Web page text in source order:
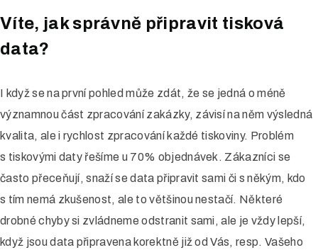
Letákové systémy
LED boxy
Reklamní stany
Potisk textilu
Výměna grafiky
Digitální tisk
i
g
c
e
Víte, jak správně připravit tisková
data?
I když se na první pohled může zdát, že se jedná o méně
významnou část zpracování zakázky, závisí na něm výsledná
kvalita, ale i rychlost zpracování každé tiskoviny. Problém
s tiskovými daty řešíme u 70% objednávek. Zákazníci se
často přeceňují, snaží se data připravit sami či s někým, kdo
s tím nemá zkušenost, ale to většinou nestačí. Některé
drobné chyby si zvládneme odstranit sami, ale je vždy lepší,
když jsou data připravena korektně již od Vás, resp. Vašeho